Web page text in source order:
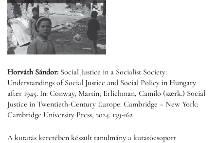
Horváth Sándor: Social Justice in a Socialist Society:
Understandings of Social Justice and Social Policy in Hungary
after 1945. In: Conway, Martin; Erlichman, Camilo (szerk.) Social
Justice in Twentieth-Century Europe. Cambridge – New York:
Cambridge University Press, 2024. 139-162.
A kutatás keretében készült tanulmány a kutatócsoport